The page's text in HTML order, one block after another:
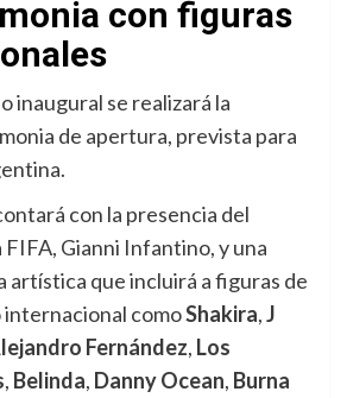
con figuras
inaugural se realizará la
de apertura, prevista para
con la presencia del
Gianni Infantino, y una
que incluirá a figuras de
comoShakira,J
Fernández, Los
, Belinda, Danny Ocean, Burna